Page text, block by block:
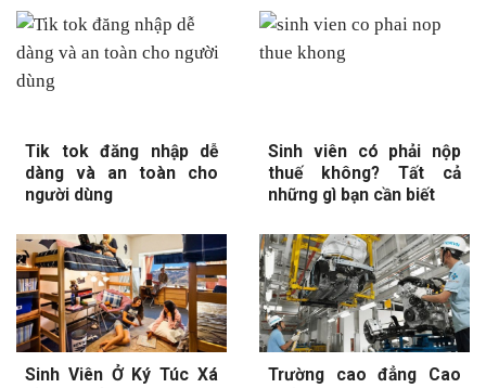
Tik tok đăng nhập dễ
dàng và an toàn cho
người dùng
Sinh viên có phải nộp
thuế không? Tất cả
những gì bạn cần biết
Sinh Viên Ở Ký Túc Xá
Trường cao đẳng Cao